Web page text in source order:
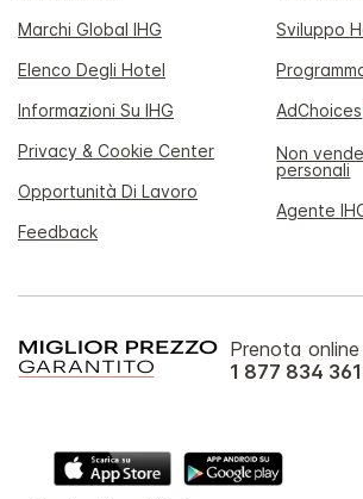
Marchi Global IHG
Sviluppo
Elenco Degli Hotel
Informazioni Su IHG
AdChoices
Privacy & Cookie Center
Non
personali
Opportunità Di Lavoro
Agente
Feedback
Prenota
1 877 834